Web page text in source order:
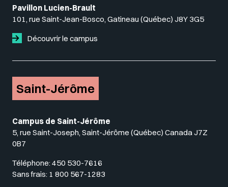
Pavillon Lucien-Brault
101, rue Saint-Jean-Bosco, Gatineau (Québec) J8Y 3G5
Découvrir le campus
Saint-Jérôme
Campus de Saint-Jérôme
5, rue Saint-Joseph, Saint-Jérôme (Québec) Canada J7Z
0B7
Téléphone: 450 530-7616
Sans frais: 1 800 567-1283